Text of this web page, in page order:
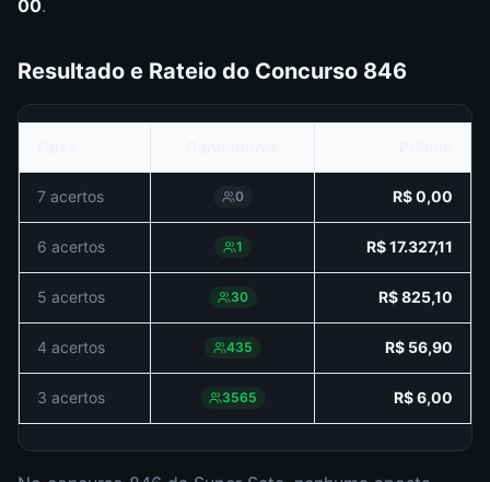
00.
Resultado e Rateio do Concurso 846
7 acertos 0 R$ 0,00
6 acertos 1 R$ 17.327,11
5 acertos 30 R$ 825,10
4 acertos 435 R$ 56,90
3 acertos 3565 R$ 6,00